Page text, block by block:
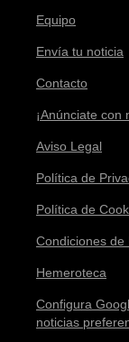
Equipo
Envía tu noticia
Contacto
¡Anúnciate con
Aviso Legal
Política de
Política de
Condiciones de
Hemeroteca
Configura
noticias